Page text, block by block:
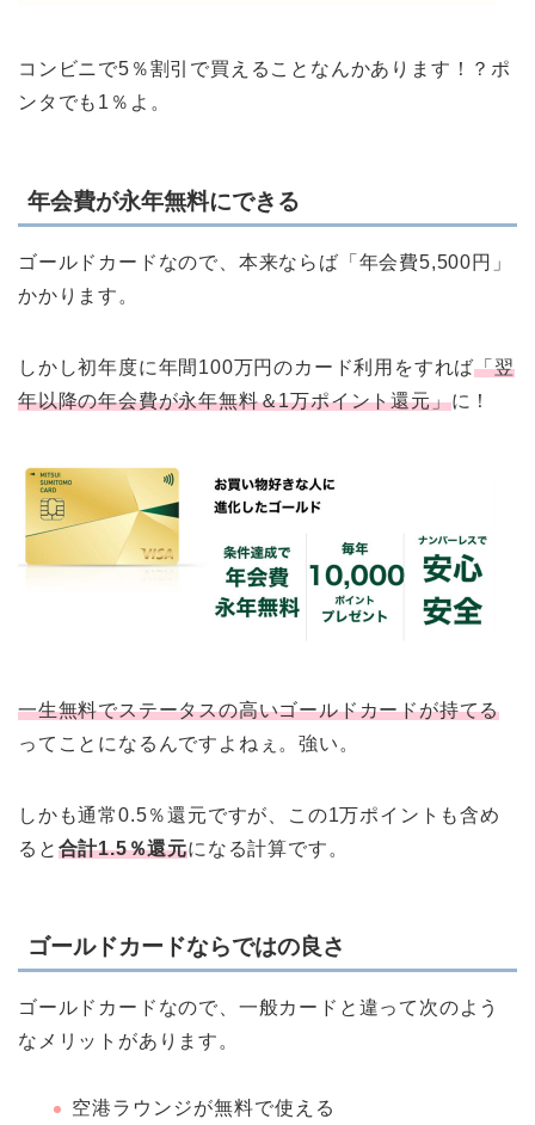
コンビニで5％割引で買えることなんかあります！？ポ
ンタでも1％よ。
年会費が永年無料にできる
ゴールドカードなので、本来ならば「年会費5,500円」
かかります。
しかし初年度に年間100万円のカード利用をすれば「翌
年以降の年会費が永年無料＆1万ポイント還元」に！
一生無料でステータスの高いゴールドカードが持てる
ってことになるんですよねぇ。強い。
しかも通常0.5％還元ですが、この1万ポイントも含め
ると 合計1.5％還元になる計算です。
ゴールドカードならではの良さ
ゴールドカードなので、一般カードと違って次のよう
なメリットがあります。
空港ラウンジが無料で使える